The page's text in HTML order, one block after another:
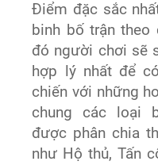
Điểm đặc sắc
binh bố trận
đó người chơi sẽ
hợp lý nhất để
chiến với những
chung các loại
được phân chia
như Hộ thủ, Tấn